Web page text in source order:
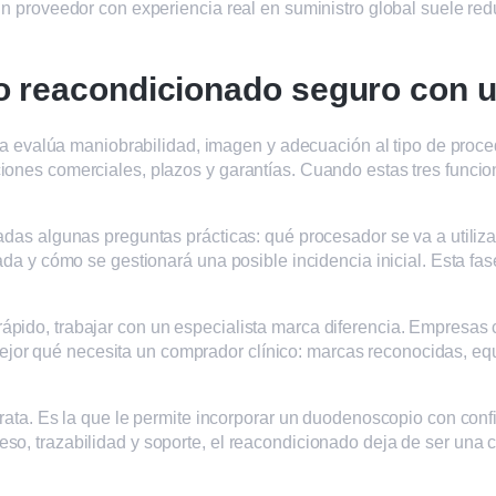
proveedor con experiencia real en suministro global suele
reacondicionado seguro con
evalúa maniobrabilidad, imagen y adecuación al tipo de
comerciales, plazos y garantías. Cuando estas tres
algunas preguntas prácticas: qué procesador se va a
y cómo se gestionará una posible incidencia inicial. Esta
trabajar con un especialista marca diferencia.
qué necesita un comprador clínico: marcas reconocidas,
Es la que le permite incorporar un duodenoscopio con
trazabilidad y soporte, el reacondicionado deja de ser una